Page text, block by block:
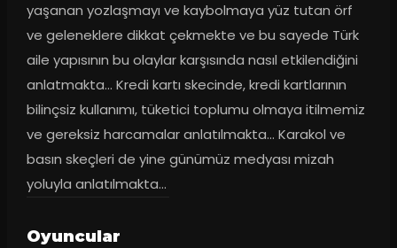
yaşanan yozlaşmayı ve kaybolmaya yüz tutan örf
ve geleneklere dikkat çekmekte ve bu sayede Türk
aile yapısının bu olaylar karşısında nasıl etkilendiğini
anlatmakta... Kredi kartı skecinde, kredi kartlarının
bilinçsiz kullanımı, tüketici toplumu olmaya itilmemiz
ve gereksiz harcamalar anlatılmakta... Karakol ve
basın skeçleri de yine günümüz medyası mizah
yoluyla anlatılmakta...
Oyuncular